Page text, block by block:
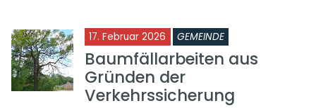
17. Februar 2026 GEMEINDE
Baumfällarbeiten aus
Gründen der
Verkehrssicherung